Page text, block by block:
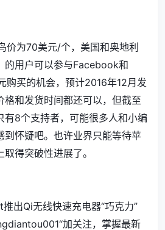
价为70美元/个，美国和奥地利
的用户可以参与Facebook和
购买的机会，预计2016年12月发
格和发货时间都还可以，但截至
有8个支持者，可能很多人和小编
到怀疑吧。也许业界只能等待苹
得突破性进展了。
出Qi无线快速充电器“巧克力”
加关注，掌握最新